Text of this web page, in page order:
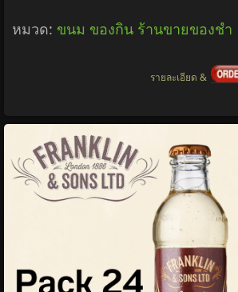
หมวด: ขนม ของกิน ร้านขายของชำ
รายละเอียด &